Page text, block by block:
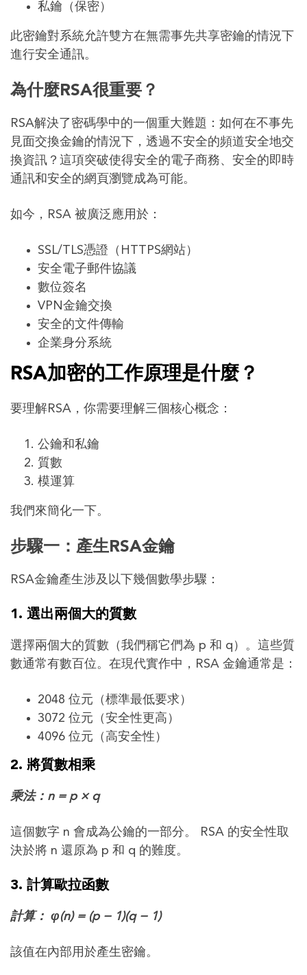
私鑰（保密）
此密鑰對系統允許雙方在無需事先共享密鑰的情況下
進行安全通訊。
為什麼RSA很重要？
RSA解決了密碼學中的一個重大難題：如何在不事先
見面交換金鑰的情況下，透過不安全的頻道安全地交
換資訊？這項突破使得安全的電子商務、安全的即時
通訊和安全的網頁瀏覽成為可能。
如今，RSA 被廣泛應用於：
SSL/TLS憑證（HTTPS網站）
安全電子郵件協議
數位簽名
VPN金鑰交換
安全的文件傳輸
企業身分系統
RSA加密的工作原理是什麼？
要理解RSA，你需要理解三個核心概念：
公鑰和私鑰
質數
模運算
我們來簡化一下。
步驟一：產生RSA金鑰
RSA金鑰產生涉及以下幾個數學步驟：
1. 選出兩個大的質數
選擇兩個大的質數（我們稱它們為 p 和 q）。這些質
數通常有數百位。在現代實作中，RSA 金鑰通常是：
2048 位元（標準最低要求）
3072 位元（安全性更高）
4096 位元（高安全性）
2. 將質數相乘
乘法：n = p × q
這個數字 n 會成為公鑰的一部分。 RSA 的安全性取
決於將 n 還原為 p 和 q 的難度。
3. 計算歐拉函數
計算： φ(n) = (p − 1)(q − 1)
該值在內部用於產生密鑰。